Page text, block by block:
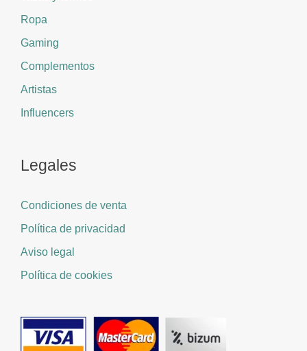
Ropa
Gaming
Complementos
Artistas
Influencers
Legales
Condiciones de venta
Política de privacidad
Aviso legal
Política de cookies